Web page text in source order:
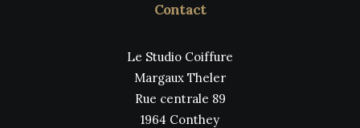
Contact
Le Studio Coiffure
Margaux Theler
Rue centrale 89
1964 Conthey